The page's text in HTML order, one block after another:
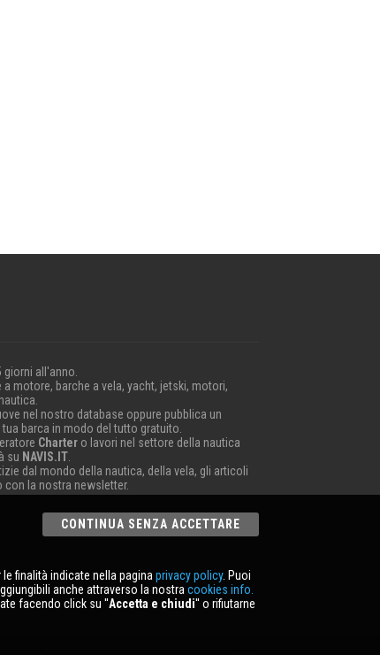
giorni all'anno.
motore, barche a vela, yacht, jetski, motori,
nel nostro database oppure pubblica un
barca in modo del tutto gratuito.
Chartero lavori nel settore della nautica
su NAVIS.IT.
dal mondo della nautica, della vela, gli articoli
la nostra newsletter.
CONTINUA SENZA ACCETTARE
finalità indicate nella pagina privacy policy. Puoi
anche attraverso la nostra cookies info.
facendo click su ''Accetta e chiudi'' o rifiutarne